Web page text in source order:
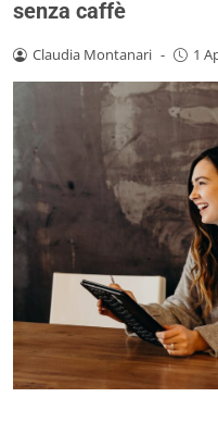
senza caffè
Claudia Montanari - 1